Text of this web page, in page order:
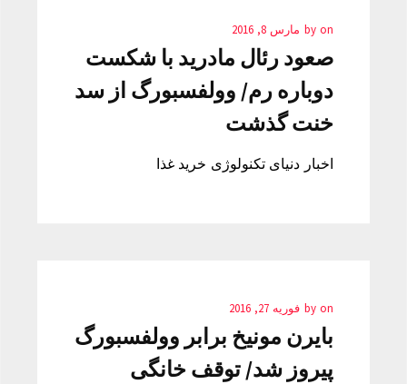
by on مارس 8, 2016
صعود رئال مادرید با شکست
دوباره رم/ وولفسبورگ از سد
خنت گذشت
اخبار دنیای تکنولوژی خرید غذا
by on فوریه 27, 2016
بایرن مونیخ برابر وولفسبورگ
پیروز شد/ توقف خانگی